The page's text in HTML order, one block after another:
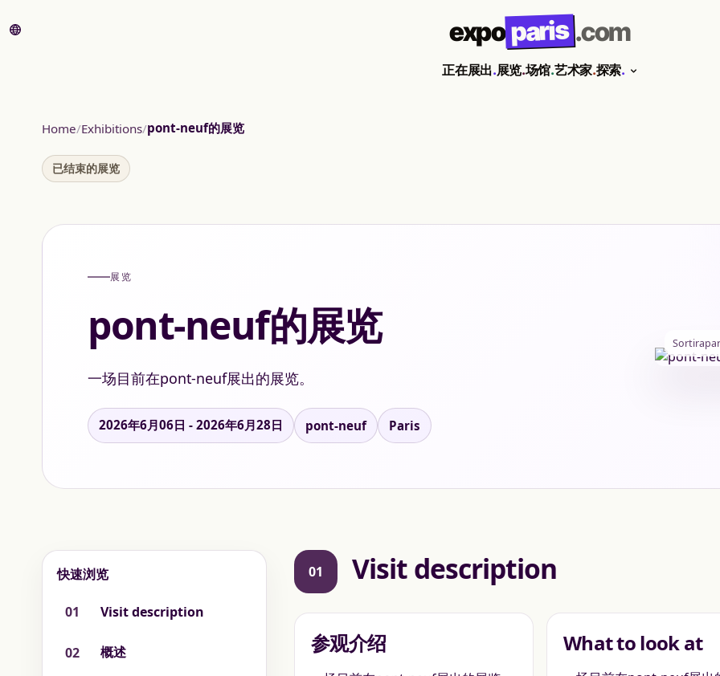
expoparis.com
正在展出.展览.场馆.艺术家.探索.
Home Exhibitions pont-neuf的展览
已结束的展览
展览
pont-neuf的展览
一场目前在pont-neuf展出的展览。
2026年6月06日 - 2026年6月28日 pont-neuf Paris
01 Visit description
参观介绍 What to look at
快速浏览
01 Visit description
02 概述